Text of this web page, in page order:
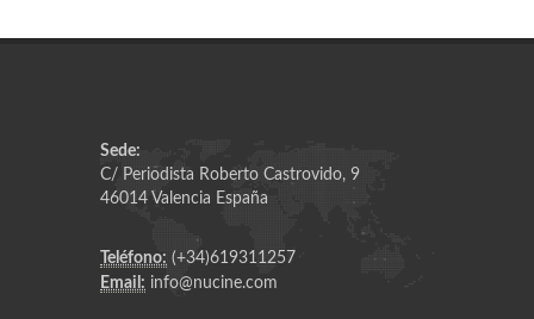
Sede:
C/ Periodista Roberto Castrovido, 9
46014 Valencia España
Teléfono: (+34)619311257
Email: info@nucine.com